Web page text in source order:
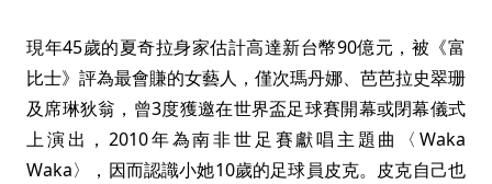
現年45歲的夏奇拉身家估計高達新台幣90億元，被《富
比士》評為最會賺的女藝人，僅次瑪丹娜、芭芭拉史翠珊
及席琳狄翁，曾3度獲邀在世界盃足球賽開幕或閉幕儀式
上演出，2010年為南非世足賽獻唱主題曲〈Waka
Waka〉，因而認識小她10歲的足球員皮克。皮克自己也